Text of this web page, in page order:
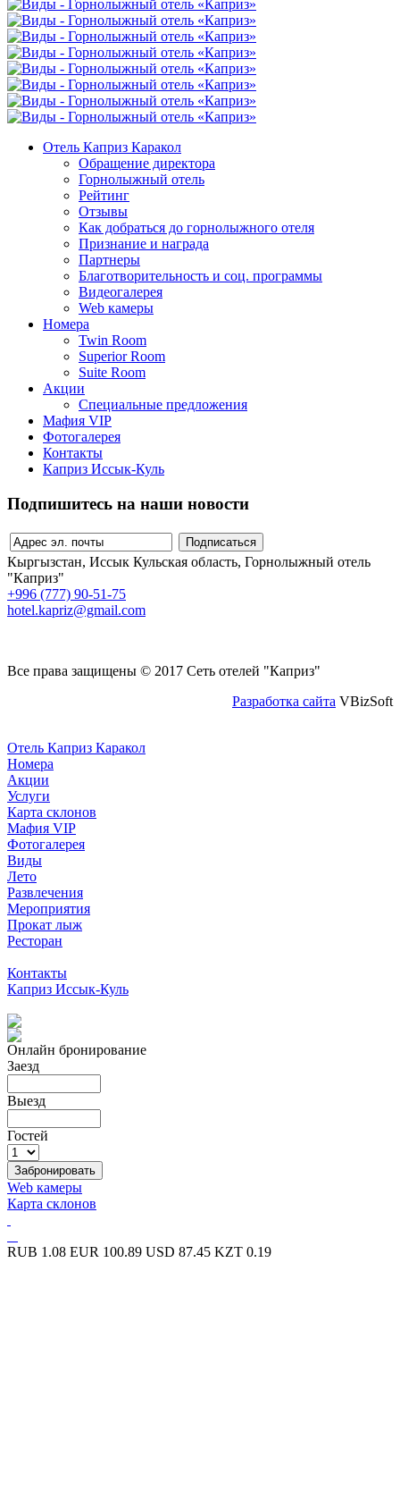
Отель Каприз Каракол
Обращение директора
Горнолыжный отель
Рейтинг
Отзывы
Как добраться до горнолыжного отеля
Признание и награда
Партнеры
Благотворительность и соц. программы
Видеогалерея
Web камеры
Номера
Twin Room
Superior Room
Suite Room
Акции
Специальные предложения
Мафия VIP
Фотогалерея
Контакты
Каприз Иссык-Куль
Подпишитесь на наши новости
Кыргызстан, Иссык Кульская область, Горнолыжный отель
"Каприз"
+996 (777) 90-51-75
hotel.kapriz@gmail.com
Все права защищены © 2017 Сеть отелей "Каприз"
Разработка сайта VBizSoft
Отель Каприз Каракол
Номера
Акции
Услуги
Карта склонов
Мафия VIP
Фотогалерея
Виды
Лето
Развлечения
Мероприятия
Прокат лыж
Ресторан
Контакты
Каприз Иссык-Куль
Онлайн бронирование
Заезд
Выезд
Гостей
Web камеры
Карта склонов
RUB 1.08 EUR 100.89 USD 87.45 KZT 0.19